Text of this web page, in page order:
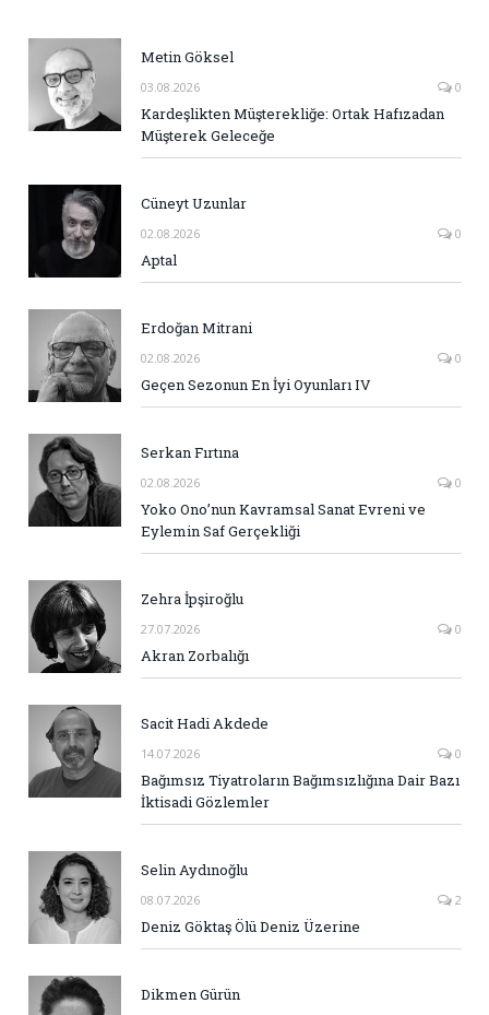
Metin Göksel
03.08.2026 0
Kardeşlikten Müşterekliğe: Ortak Hafızadan
Müşterek Geleceğe
Cüneyt Uzunlar
02.08.2026 0
Aptal
Erdoğan Mitrani
02.08.2026 0
Geçen Sezonun En İyi Oyunları IV
Serkan Fırtına
02.08.2026 0
Yoko Ono’nun Kavramsal Sanat Evreni ve
Eylemin Saf Gerçekliği
Zehra İpşiroğlu
27.07.2026 0
Akran Zorbalığı
Sacit Hadi Akdede
14.07.2026 0
Bağımsız Tiyatroların Bağımsızlığına Dair Bazı
İktisadi Gözlemler
Selin Aydınoğlu
08.07.2026 2
Deniz Göktaş Ölü Deniz Üzerine
Dikmen Gürün